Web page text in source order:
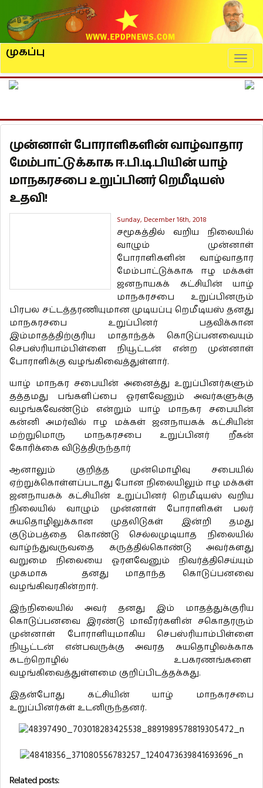
முகப்பு
முன்னாள் போராளிகளின் வாழ்வாதார
மேம்பாட்டுக்காக ஈ.பி.டி.பியின் யாழ்
மாநகரசபை உறுப்பினர் றெமீடியஸ்
உதவி!
Sunday, December 16th, 2018
சமூகத்தில் வறிய நிலையில்
வாழும் முன்னாள்
போராளிகளின் வாழ்வாதார
மேம்பாட்டுக்காக ஈழ மக்கள்
ஜனநாயகக் கட்சியின் யாழ்
மாநகரசபை உறுப்பினரும்
பிரபல சட்டத்தரணியுமான முடியப்பு றெமீடியஸ் தனது
மாநகரசபை உறுப்பினர் பதவிக்கான
இம்மாதத்திற்குரிய மாதாந்தக் கொடுப்பனவையும்
செபஸ்ரியாம்பிள்ளை நியூட்டன் என்ற முன்னாள்
போராளிக்கு வழங்கிவைத்துள்ளார்.
யாழ் மாநகர சபையின் அனைத்து உறுப்பினர்களும்
தத்தமது பங்களிப்பை ஓரளவேனும் அவர்களுக்கு
வழங்கவேண்டும் என்றும் யாழ் மாநகர சபையின்
கன்னி அமர்வில் ஈழ மக்கள் ஜனநாயகக் கட்சியின்
மற்றுமொரு மாநகரசபை உறுப்பினர் றீகன்
கோரிக்கை விடுத்திருந்தார்
ஆனாலும் குறித்த முன்மொழிவு சபையில்
ஏற்றுக்கொள்ளப்படாது போன நிலையிலும் ஈழ மக்கள்
ஜனநாயகக் கட்சியின் உறுப்பினர் றெமீடியஸ் வறிய
நிலையில் வாழும் முன்னாள் போராளிகள் பலர்
சுயதொழிலுக்கான முதலிடுகள் இன்றி தமது
குடும்பத்தை கொண்டு செல்லமுடியாத நிலையில்
வாழ்ந்துவருவதை கருத்தில்கொண்டு அவர்களது
வறுமை நிலையை ஓரளவேனும் நிவர்த்திசெய்யும்
முகமாக தனது மாதாந்த கொடுப்பனவை
வழங்கிவரகின்றார்.
இந்நிலையில் அவர் தனது இம் மாதத்துக்குரிய
கொடுப்பனவை இரண்டு மாவீரர்களின் சகொதரரும்
முன்னாள் போராளியுமாகிய செபஸ்ரியாம்பிள்ளை
நியூட்டன் என்பவருக்கு அவரத சுயதொழிலக்காக
கடற்றொழில் உபகரணங்களை
வழங்கிவைத்துள்ளமை குறிப்பிடத்தக்கது.
இதன்போது கட்சியின் யாழ் மாநகரசபை
உறுப்பினர்கள் உடனிருந்தனர்.
Related posts: